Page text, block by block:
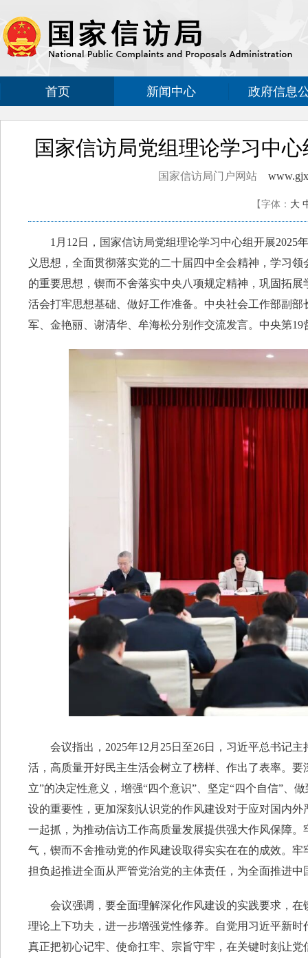
首页 新闻中心 政府信息
国家信访局党组理论学习中
国家信访局门户网站
【字体： 大
1月12日，国家信访局党组理论学习中心组开展2025
义思想，全面贯彻落实党的二十届四中全会精神，学习
的重要思想，锲而不舍落实中央八项规定精神，巩固拓
活会打牢思想基础、做好工作准备。中央社会工作部副
军、金艳丽、谢清华、牟海松分别作交流发言。中央第
会议指出，2025年12月25日至26日，习近平总书记主
活，高质量开好民主生活会树立了榜样、作出了表率。
立”的决定性意义，增强“四个意识”、坚定“四个自信”、
设的重要性，更加深刻认识党的作风建设对于应对国内
一起抓，为推动信访工作高质量发展提供强大作风保障
气，锲而不舍推动党的作风建设取得实实在在的成效。
担负起推进全面从严管党治党的主体责任，为全面推进
会议强调，要全面理解深化作风建设的实践要求，在
理论上下功夫，进一步增强党性修养。自觉用习近平新
真正把初心记牢、使命扛牢、宗旨守牢，在关键时刻让